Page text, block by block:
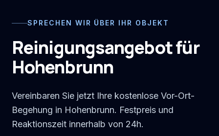
SPRECHEN WIR ÜBER IHR OBJEKT
Reinigungsangebot für
Hohenbrunn
Vereinbaren Sie jetzt Ihre kostenlose Vor-Ort-
Begehung in Hohenbrunn. Festpreis und
Reaktionszeit innerhalb von 24h.